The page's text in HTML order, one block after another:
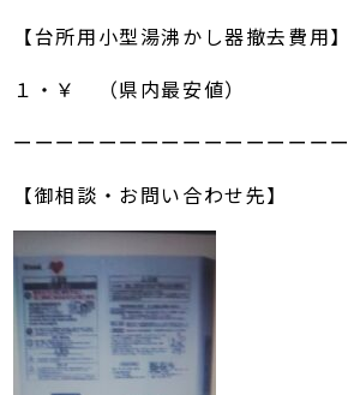
【台所用小型湯沸かし器撤去費用】
１・￥ （県内最安値）
ーーーーーーーーーーーーーーーー
【御相談・お問い合わせ先】